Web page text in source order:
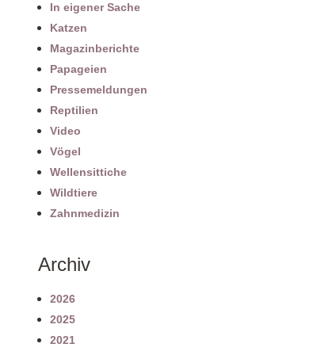
In eigener Sache
Katzen
Magazinberichte
Papageien
Pressemeldungen
Reptilien
Video
Vögel
Wellensittiche
Wildtiere
Zahnmedizin
Archiv
2026
2025
2021